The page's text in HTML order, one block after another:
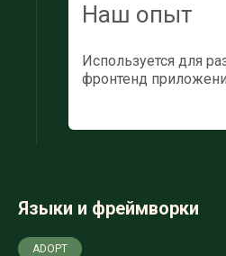
Наш опыт
Используется для
фронтенд
Языки и фреймворки
ADOPT